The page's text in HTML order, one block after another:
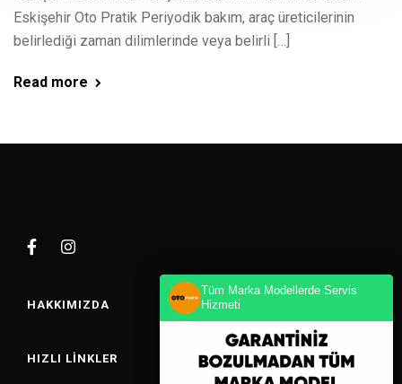
Eskişehir Oto Pratik Periyodik bakım, araç üreticilerinin
belirlediği zaman dilimlerinde veya belirli […]
Read more
HAKKIMIZDA
HIZLI LINKLER
Tüm Marka Modellerde Servis
Hizmeti